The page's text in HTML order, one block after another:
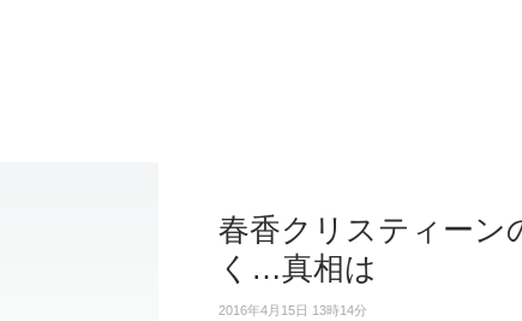
春香クリスティーン
く…真相は
2016年4月15日 13時14分